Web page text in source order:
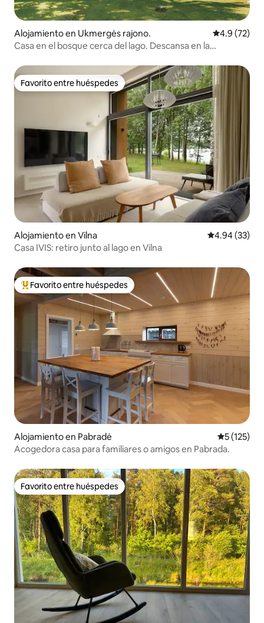
Alojamiento en Ukmergės rajono. Calificación
4.9 (72)
Casa en el bosque cerca del lago. Descansa en la
Favorito entre huéspedes
Favorito entre huéspedes
Alojamiento en Vilna Calificación
4.94 (33)
Casa IVIS: retiro junto al lago en Vilna
Favorito entre huéspedes preferido
Favorito entre huéspedes
Alojamiento en Pabradė
5 (125)
Acogedora casa para familiares o amigos en Pabrada.
Favorito entre huéspedes
Favorito entre huéspedes